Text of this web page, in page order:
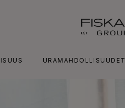
URAMAHDOLLISUUDET